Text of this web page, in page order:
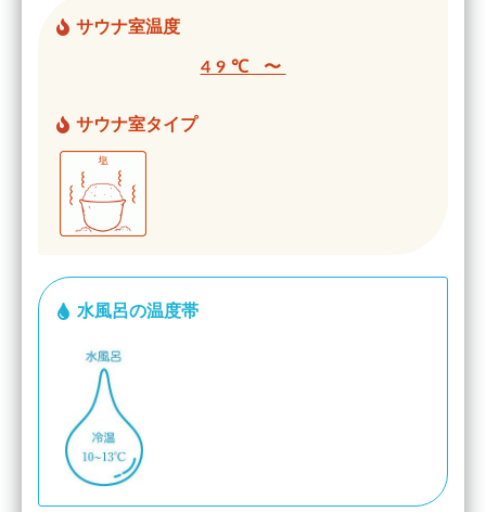
サウナ室温度
49℃ 〜
サウナ室タイプ
水風呂の温度帯